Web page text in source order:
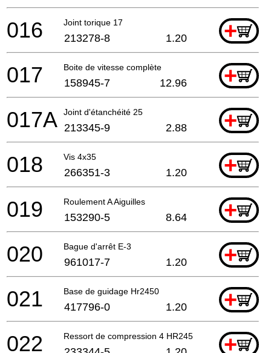
Joint torique 17 +
016 213278-8 1.20
Boite de vitesse complète +
017 158945-7 12.96
Joint d'étanchéité 25 +
017A 213345-9 2.88
Vis 4x35 +
018 266351-3 1.20
Roulement A Aiguilles +
019 153290-5 8.64
Bague d'arrêt E-3 +
020 961017-7 1.20
Base de guidage Hr2450 +
021 417796-0 1.20
Ressort de compression 4 HR2450 noir +
022